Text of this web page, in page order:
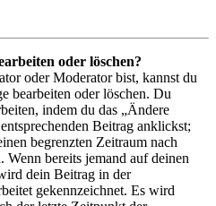
oder löschen?
oder Moderator bist, kannst du
bearbeiten oder löschen. Du
indem du das „Ändere
Beitrag anklickst;
begrenzten Zeitraum nach
Wenn bereits jemand auf deinen
dein Beitrag in der
gekennzeichnet. Es wird